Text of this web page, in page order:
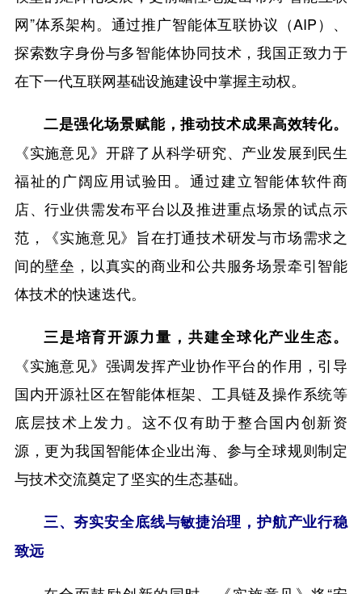
网”体系架构。通过推广智能体互联协议（AIP）、
探索数字身份与多智能体协同技术，我国正致力于
在下一代互联网基础设施建设中掌握主动权。
二是强化场景赋能，推动技术成果高效转化。
《实施意见》开辟了从科学研究、产业发展到民生
福祉的广阔应用试验田。通过建立智能体软件商
店、行业供需发布平台以及推进重点场景的试点示
范，《实施意见》旨在打通技术研发与市场需求之
间的壁垒，以真实的商业和公共服务场景牵引智能
体技术的快速迭代。
三是培育开源力量，共建全球化产业生态。
《实施意见》强调发挥产业协作平台的作用，引导
国内开源社区在智能体框架、工具链及操作系统等
底层技术上发力。这不仅有助于整合国内创新资
源，更为我国智能体企业出海、参与全球规则制定
与技术交流奠定了坚实的生态基础。
三、夯实安全底线与敏捷治理，护航产业行稳
致远